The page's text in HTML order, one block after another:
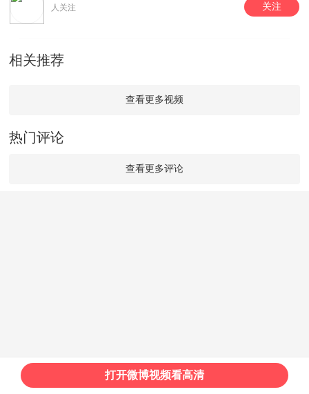
人关注 关注
相关推荐
查看更多视频
热门评论
查看更多评论
打开微博视频看高清